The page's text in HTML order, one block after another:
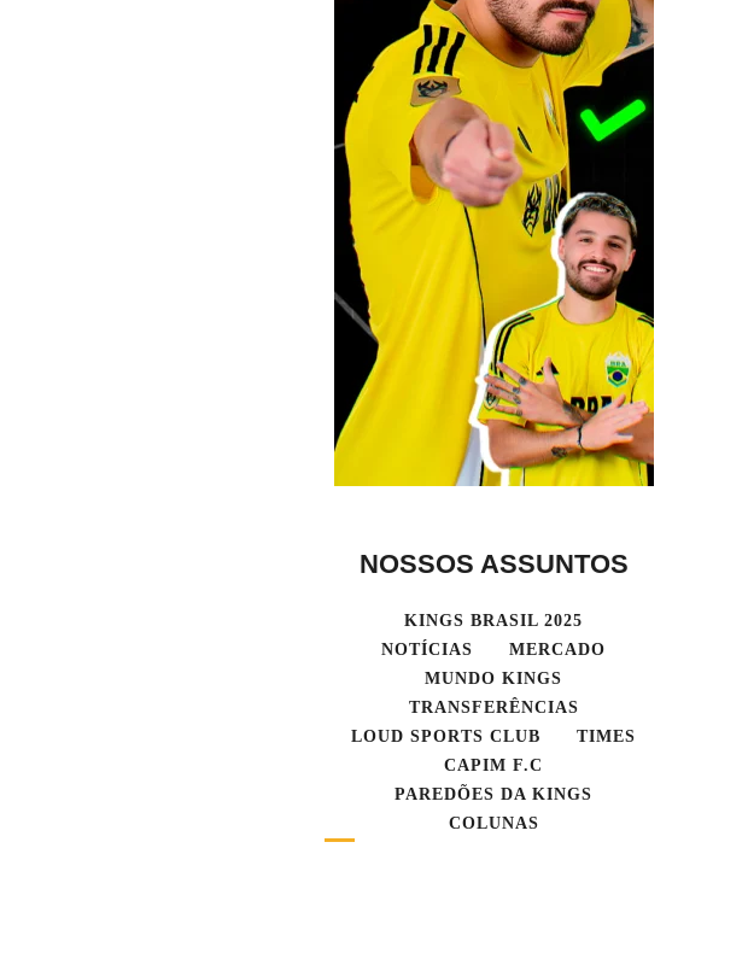
NOSSOS ASSUNTOS
KINGS BRASIL 2025
NOTÍCIAS
MERCADO
MUNDO KINGS
TRANSFERÊNCIAS
LOUD SPORTS CLUB
TIMES
CAPIM F.C
PAREDÕES DA KINGS
COLUNAS